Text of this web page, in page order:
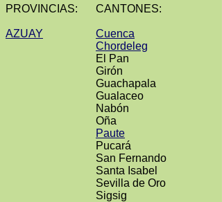
CANTONES:
Cuenca
Chordeleg
El Pan
Girón
Guachapala
Gualaceo
Nabón
Oña
Paute
Pucará
San Fernando
Santa Isabel
Sevilla de Oro
Sigsig
PROVINCIAS:
AZUAY